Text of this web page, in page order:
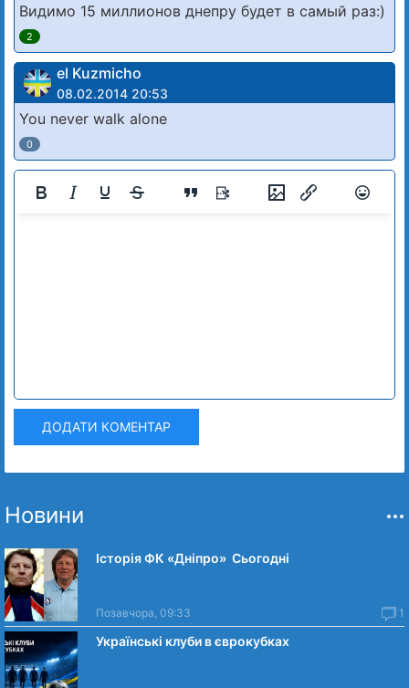
Видимо 15 миллионов днепру будет в самый раз:)
2
el Kuzmicho
08.02.2014 20:53
You never walk alone
0
ДОДАТИ КОМЕНТАР
Новини
Історія ФК «Дніпро» Сьогодні
Позавчора, 09:33 1
Українські клуби в єврокубках